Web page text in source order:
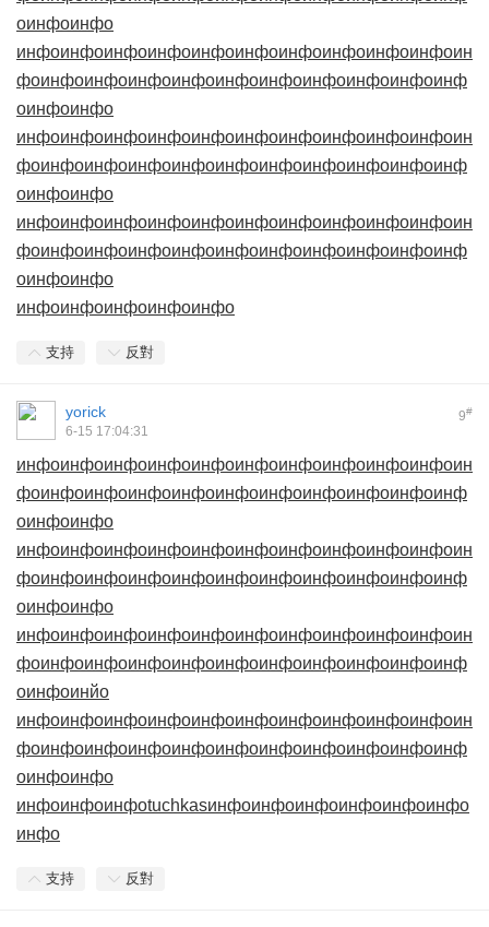
оинфоинфо
инфоинфоинфоинфоинфоинфоинфоинфоинфоинфоин
фоинфоинфоинфоинфоинфоинфоинфоинфоинфоинф
оинфоинфо
инфоинфоинфоинфоинфоинфоинфоинфоинфоинфоин
фоинфоинфоинфоинфоинфоинфоинфоинфоинфоинф
оинфоинфо
инфоинфоинфоинфоинфоинфоинфоинфоинфоинфоин
фоинфоинфоинфоинфоинфоинфоинфоинфоинфоинф
оинфоинфо
инфоинфоинфоинфоинфо
支持 反對
9#
yorick
6-15 17:04:31
инфоинфоинфоинфоинфоинфоинфоинфоинфоинфоин
фоинфоинфоинфоинфоинфоинфоинфоинфоинфоинф
оинфоинфо
инфоинфоинфоинфоинфоинфоинфоинфоинфоинфоин
фоинфоинфоинфоинфоинфоинфоинфоинфоинфоинф
оинфоинфо
инфоинфоинфоинфоинфоинфоинфоинфоинфоинфоин
фоинфоинфоинфоинфоинфоинфоинфоинфоинфоинф
оинфоинйо
инфоинфоинфоинфоинфоинфоинфоинфоинфоинфоин
фоинфоинфоинфоинфоинфоинфоинфоинфоинфоинф
оинфоинфо
инфоинфоинфоtuchkasинфоинфоинфоинфоинфоинфо
инфо
支持 反對